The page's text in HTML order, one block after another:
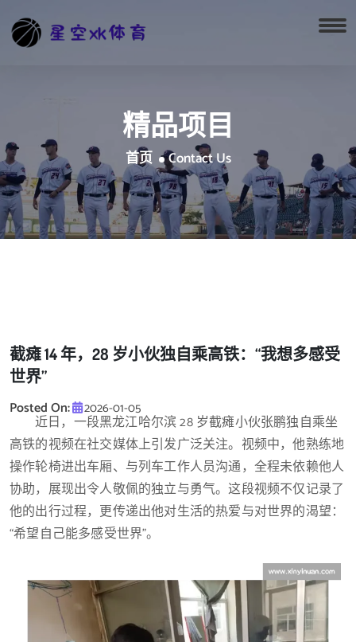
精品项目
首页 Contact Us
截瘫 14 年，28 岁小伙独自乘高铁：“我想多感受
世界”
Posted On: 2026-01-05
近日，一段黑龙江哈尔滨 28 岁截瘫小伙张鹏独自乘坐
高铁的视频在社交媒体上引发广泛关注。视频中，他熟练地
操作轮椅进出车厢、与列车工作人员沟通，全程未依赖他人
协助，展现出令人敬佩的独立与勇气。这段视频不仅记录了
他的出行过程，更传递出他对生活的热爱与对世界的渴望：
“希望自己能多感受世界”。